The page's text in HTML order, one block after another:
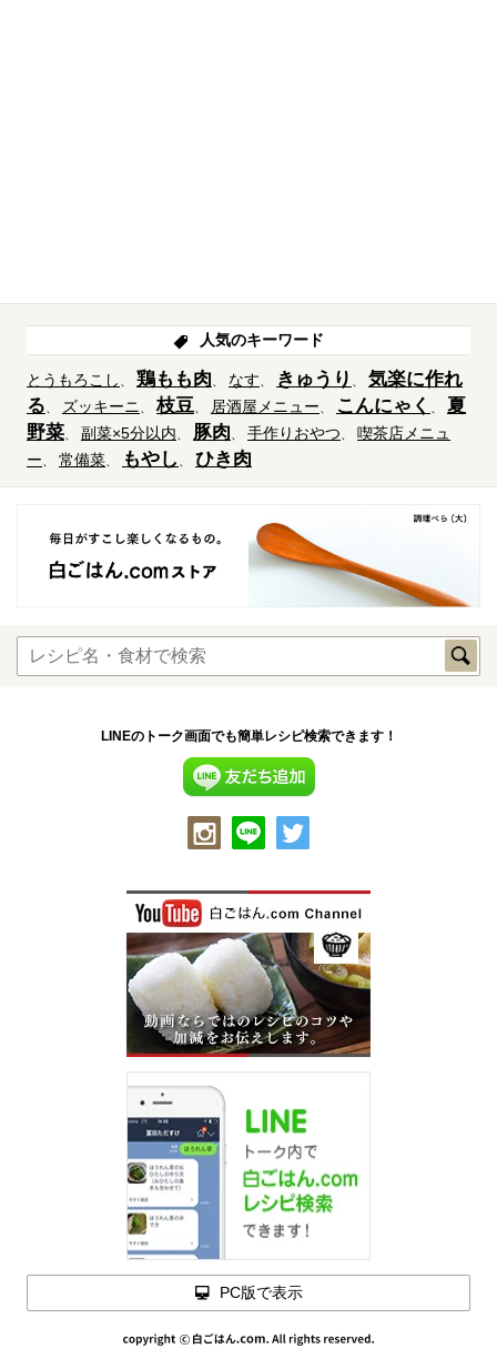
人気のキーワード
とうもろこし 鶏もも肉 なす きゅうり
気楽に作れ
る
ズッキーニ 枝豆 居酒屋メニュー こんにゃく
夏
野菜
副菜×5分以内 豚肉 手作りおやつ
喫茶店メニュ
ー
常備菜 もやし ひき肉
LINEのトーク画面でも簡単レシピ検索できます！
PC版で表示